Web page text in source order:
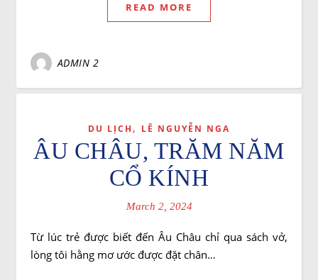
READ MORE
ADMIN 2
DU LỊCH , LÊ NGUYỄN NGA
ÂU CHÂU, TRĂM NĂM
CỔ KÍNH
March 2, 2024
Từ lúc trẻ được biết đến Âu Châu chỉ qua sách vở,
lòng tôi hằng mơ ước được đặt chân…